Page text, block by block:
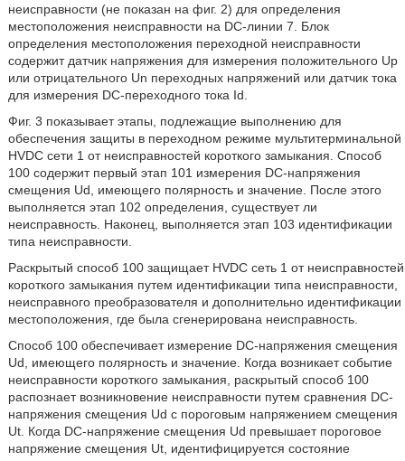
неисправности (не показан на фиг. 2) для определения
местоположения неисправности на DC-линии 7. Блок
определения местоположения переходной неисправности
содержит датчик напряжения для измерения положительного Up
или отрицательного Un переходных напряжений или датчик тока
для измерения DC-переходного тока Id.
Фиг. 3 показывает этапы, подлежащие выполнению для
обеспечения защиты в переходном режиме мультитерминальной
HVDC сети 1 от неисправностей короткого замыкания. Способ
100 содержит первый этап 101 измерения DC-напряжения
смещения Ud, имеющего полярность и значение. После этого
выполняется этап 102 определения, существует ли
неисправность. Наконец, выполняется этап 103 идентификации
типа неисправности.
Раскрытый способ 100 защищает HVDC сеть 1 от неисправностей
короткого замыкания путем идентификации типа неисправности,
неисправного преобразователя и дополнительно идентификации
местоположения, где была сгенерирована неисправность.
Способ 100 обеспечивает измерение DC-напряжения смещения
Ud, имеющего полярность и значение. Когда возникает событие
неисправности короткого замыкания, раскрытый способ 100
распознает возникновение неисправности путем сравнения DC-
напряжения смещения Ud с пороговым напряжением смещения
Ut. Когда DC-напряжение смещения Ud превышает пороговое
напряжение смещения Ut, идентифицируется состояние